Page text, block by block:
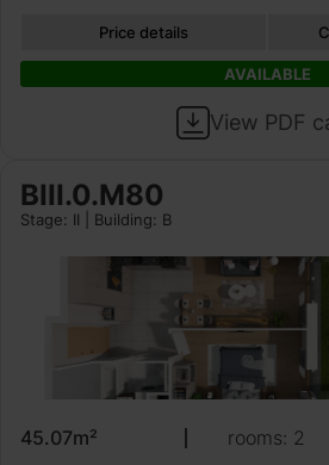
Price details
AVAILABLE
View PDF
BIII.0.M80
Stage: II | Building: B
45.07m² rooms: 2